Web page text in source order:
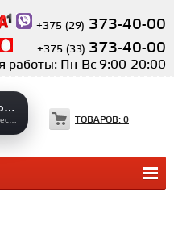
+375 (29) 373-40-00
+375 (33) 373-40-00
работы: Пн-Вс 9:00-20:00
Открыть 3D проекты
ТОВАРОВ: 0